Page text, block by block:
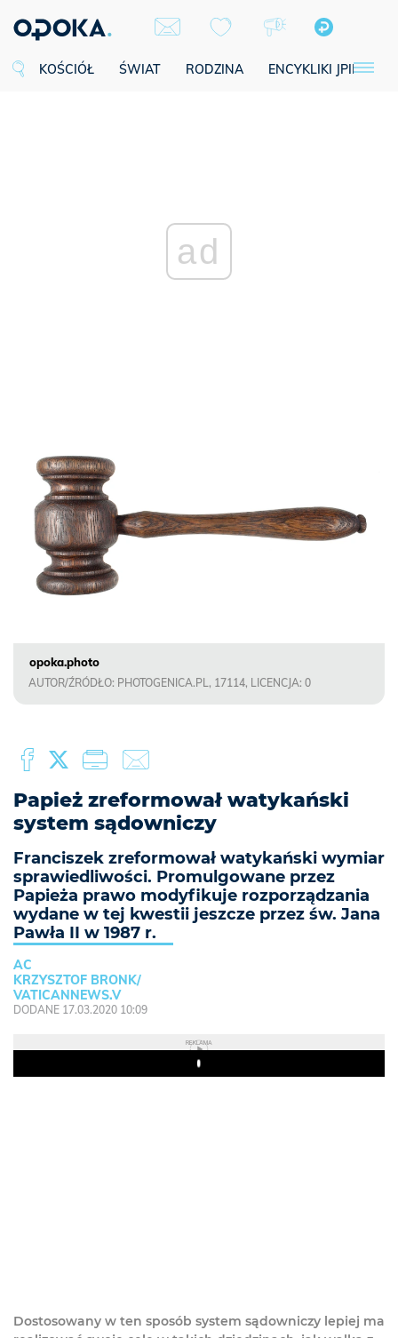
KOŚCIÓŁ ŚWIAT RODZINA ENCYKLIKI JPII
ad
opoka.photo
AUTOR/ŹRÓDŁO: PHOTOGENICA.PL, 17114, LICENCJA: 0
Papież zreformował watykański
system sądowniczy
Franciszek zreformował watykański wymiar
sprawiedliwości. Promulgowane przez
Papieża prawo modyfikuje rozporządzania
wydane w tej kwestii jeszcze przez św. Jana
Pawła II w 1987 r.
AC
KRZYSZTOF BRONK/
VATICANNEWS.V
DODANE 17.03.2020 10:09
REKLAMA
Play
Dostosowany w ten sposób system sądowniczy lepiej ma